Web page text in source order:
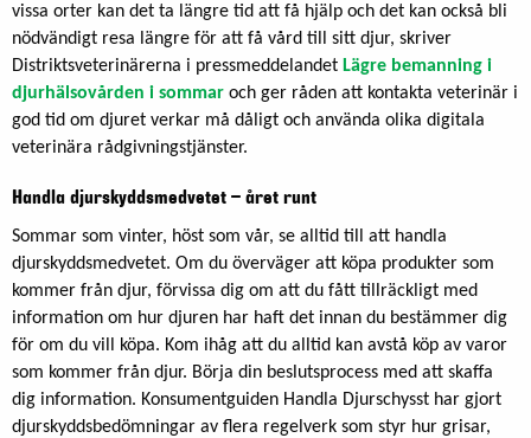
vissa orter kan det ta längre tid att få hjälp och det kan också bli
nödvändigt resa längre för att få vård till sitt djur, skriver
Distriktsveterinärerna i pressmeddelandet Lägre bemanning i
djurhälsovården i sommar och ger råden att kontakta veterinär i
god tid om djuret verkar må dåligt och använda olika digitala
veterinära rådgivningstjänster.
Handla djurskyddsmedvetet – året runt
Sommar som vinter, höst som vår, se alltid till att handla
djurskyddsmedvetet. Om du överväger att köpa produkter som
kommer från djur, förvissa dig om att du fått tillräckligt med
information om hur djuren har haft det innan du bestämmer dig
för om du vill köpa. Kom ihåg att du alltid kan avstå köp av varor
som kommer från djur. Börja din beslutsprocess med att skaffa
dig information. Konsumentguiden Handla Djurschysst har gjort
djurskyddsbedömningar av flera regelverk som styr hur grisar,